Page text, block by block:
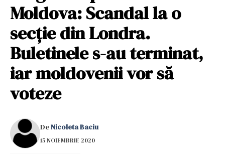
Moldova: Scandal la o
secție din Londra.
Buletinele s-au terminat,
iar moldovenii vor să
voteze
DeNicoleta Baciu
15 NOIEMBRIE 2020